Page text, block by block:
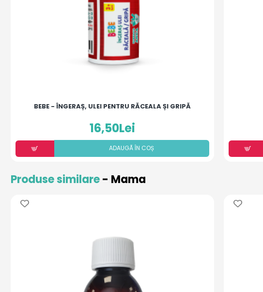
BEBE - ÎNGERAȘ, ULEI PENTRU RĂCEALA ȘI GRIPĂ
16,50Lei
ADAUGÃ ÎN COȘ
Produse similare- Mama